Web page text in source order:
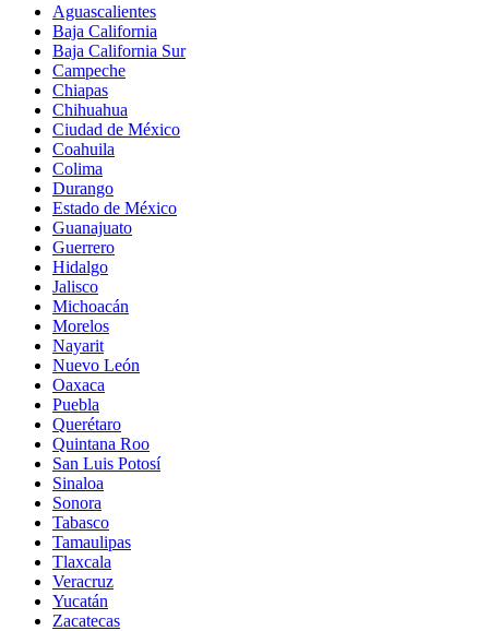
Aguascalientes
Baja California
Baja California Sur
Campeche
Chiapas
Chihuahua
Ciudad de México
Coahuila
Colima
Durango
Estado de México
Guanajuato
Guerrero
Hidalgo
Jalisco
Michoacán
Morelos
Nayarit
Nuevo León
Oaxaca
Puebla
Querétaro
Quintana Roo
San Luis Potosí
Sinaloa
Sonora
Tabasco
Tamaulipas
Tlaxcala
Veracruz
Yucatán
Zacatecas